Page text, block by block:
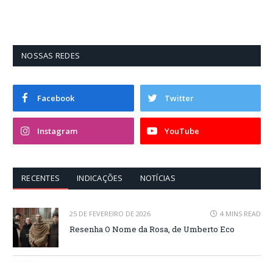
NOSSAS REDES
Facebook Twitter
Instagram YouTube
RECENTES INDICAÇÕES NOTÍCIAS
25 DE FEVEREIRO DE 2026 4 MINS READ
Resenha O Nome da Rosa, de Umberto Eco